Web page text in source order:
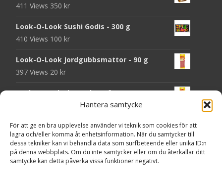
Hantera samtycke
För att ge en bra upplevelse använder vi teknik som cookies för att
lagra och/eller komma åt enhetsinformation. När du samtycker till
dessa tekniker kan vi behandla data som surfbeteende eller unika ID:n
på denna webbplats. Om du inte samtycker eller om du återkallar ditt
samtycke kan detta påverka vissa funktioner negativt.
411 Views 350 kr
Look-O-Look Sushi Godis - 300 g
410 Views 100 kr
Look-O-Look Jordgubbsmattor - 90 g
397 Views 20 kr
Look-O-Look Flygande Tefat - 20 g
Haribo Starmix - 170 g
387 Views 25kr
Godsaker "Till mitt hjärta" - Majas lyktor/